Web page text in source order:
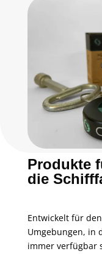
Produkte
die
Entwickelt für
Umgebungen, in
immer verfügbar